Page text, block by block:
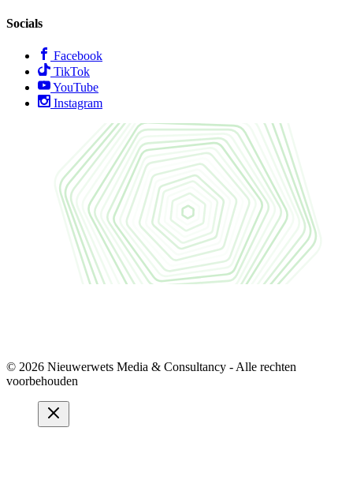
Socials
Facebook
TikTok
YouTube
Instagram
© 2026 Nieuwerwets Media & Consultancy - Alle rechten
voorbehouden